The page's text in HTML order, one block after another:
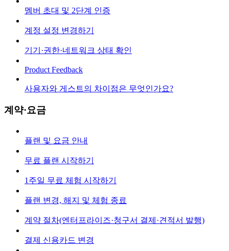
멤버 초대 및 2단계 인증
계정 설정 변경하기
기기·권한·네트워크 상태 확인
Product Feedback
사용자와 게스트의 차이점은 무엇인가요?
계약·요금
플랜 및 요금 안내
무료 플랜 시작하기
1주일 무료 체험 시작하기
플랜 변경, 해지 및 체험 종료
계약 절차(엔터프라이즈·청구서 결제·견적서 발행)
결제 신용카드 변경